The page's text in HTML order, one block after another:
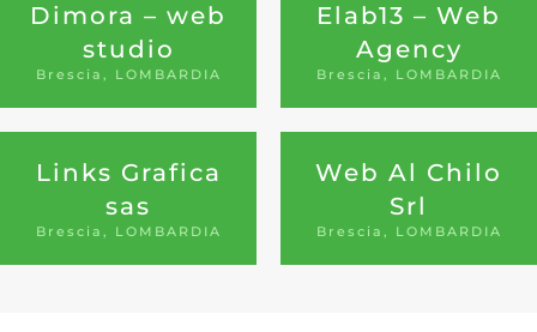
Dimora – web
studio
Brescia, LOMBARDIA
Elab13 – Web
Agency
Brescia, LOMBARDIA
Links Grafica
sas
Brescia, LOMBARDIA
Web Al Chilo
Srl
Brescia, LOMBARDIA